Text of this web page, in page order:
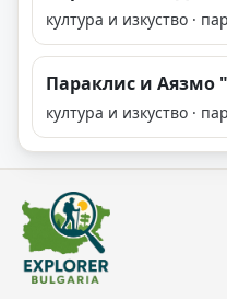
култура и изкуство ·
Параклис и Аязмо
култура и изкуство ·